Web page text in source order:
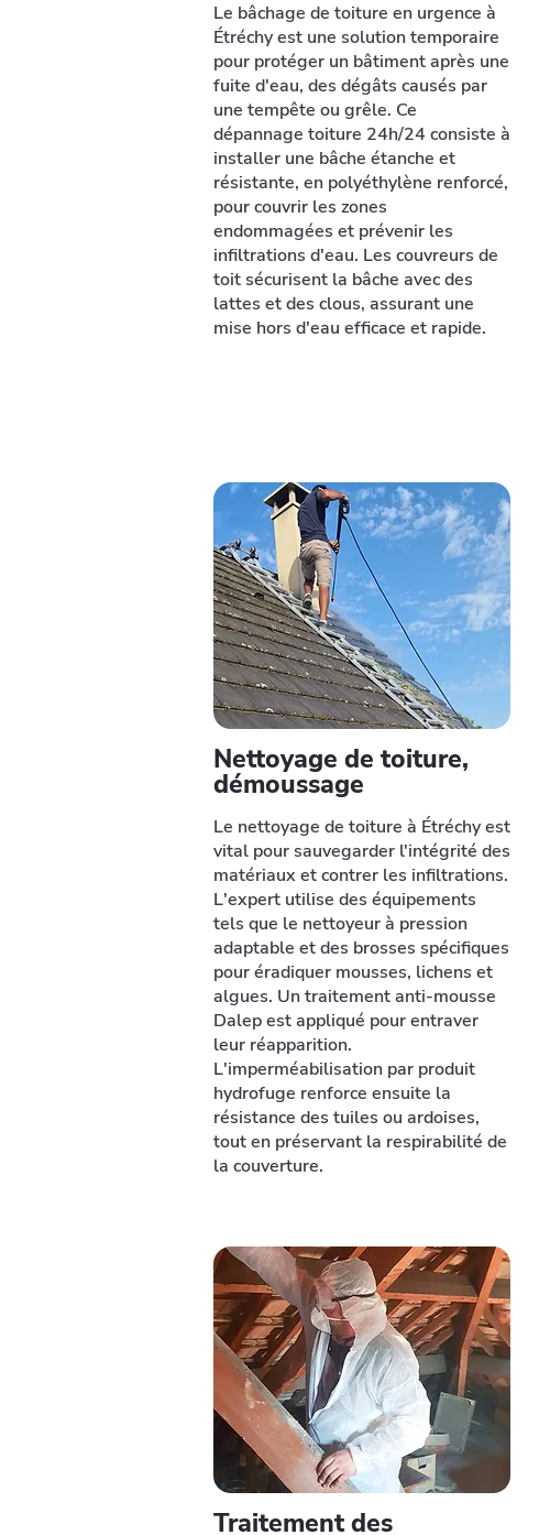
Le bâchage de toiture en urgence à
Étréchy est une solution temporaire
pour protéger un bâtiment après une
fuite d'eau, des dégâts causés par
une tempête ou grêle. Ce
dépannage toiture 24h/24 consiste à
installer une bâche étanche et
résistante, en polyéthylène renforcé,
pour couvrir les zones
endommagées et prévenir les
infiltrations d'eau. Les couvreurs de
toit sécurisent la bâche avec des
lattes et des clous, assurant une
mise hors d'eau efficace et rapide.
Nettoyage de toiture,
démoussage
Le nettoyage de toiture à Étréchy est
vital pour sauvegarder l'intégrité des
matériaux et contrer les infiltrations.
L'expert utilise des équipements
tels que le nettoyeur à pression
adaptable et des brosses spécifiques
pour éradiquer mousses, lichens et
algues. Un traitement anti-mousse
Dalep est appliqué pour entraver
leur réapparition.
L'imperméabilisation par produit
hydrofuge renforce ensuite la
résistance des tuiles ou ardoises,
tout en préservant la respirabilité de
la couverture.
Traitement des